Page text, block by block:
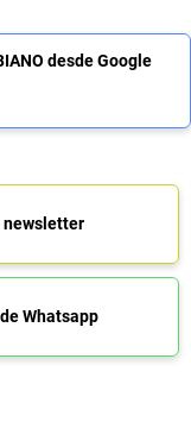
desde Google
newsletter
Whatsapp